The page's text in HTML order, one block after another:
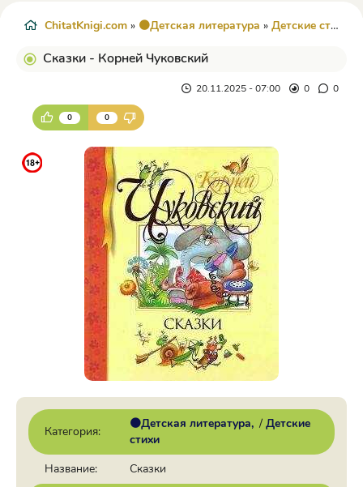
ChitatKnigi.com » 🟠Детская литература » Детские стихи
Сказки - Корней Чуковский
20.11.2025 - 07:00 0 0
0 0
Категория:
🟠Детская литература / Детские
стихи
Название:
Сказки